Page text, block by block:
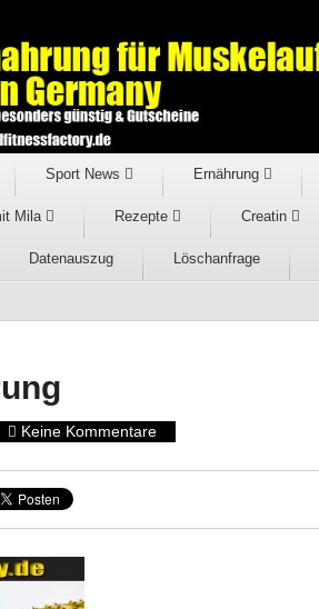
Sport News Ernährung
Mila Rezepte Creatin
Datenauszug Löschanfrage
Keine Kommentare